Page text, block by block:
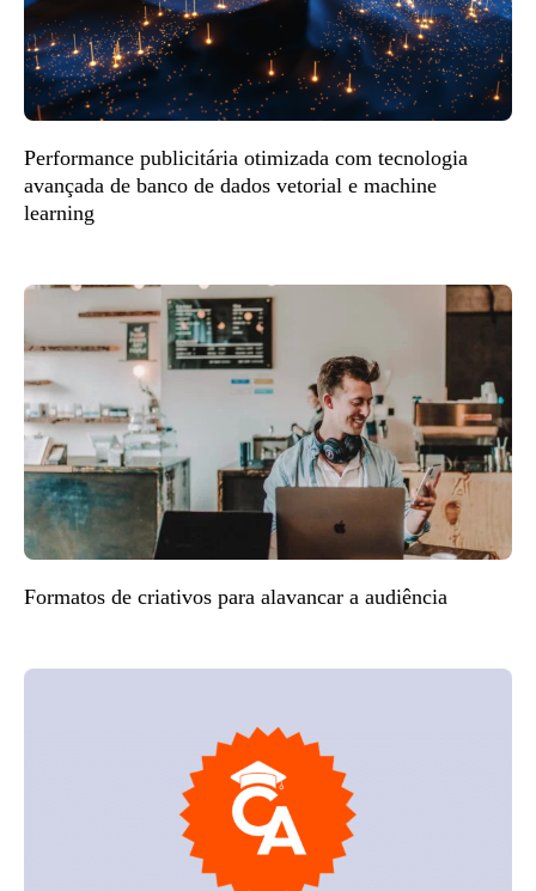
Performance publicitária otimizada com tecnologia
avançada de banco de dados vetorial e machine
learning
Formatos de criativos para alavancar a audiência